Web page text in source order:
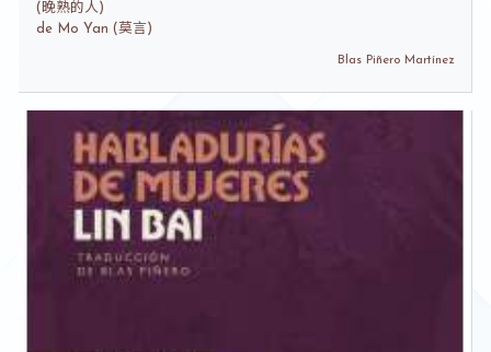
( 晚熟的人)
de Mo Yan (莫言)
Blas Piñero Martínez